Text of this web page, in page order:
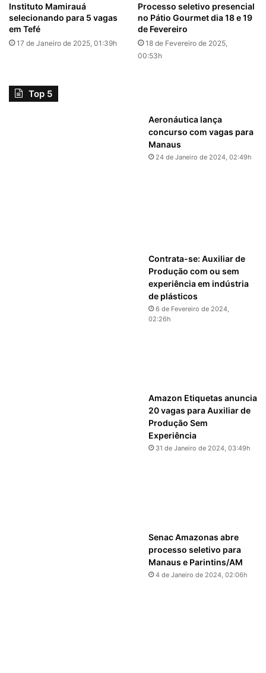
Instituto Mamirauá
selecionando para 5 vagas
em Tefé
17 de Janeiro de 2025, 01:39h
Processo seletivo presencial
no Pátio Gourmet dia 18 e 19
de Fevereiro
18 de Fevereiro de 2025,
00:53h
Top 5
Aeronáutica lança
concurso com vagas para
Manaus
24 de Janeiro de 2024, 02:49h
Contrata-se: Auxiliar de
Produção com ou sem
experiência em indústria
de plásticos
6 de Fevereiro de 2024,
02:26h
Amazon Etiquetas anuncia
20 vagas para Auxiliar de
Produção Sem
Experiência
31 de Janeiro de 2024, 03:49h
Senac Amazonas abre
processo seletivo para
Manaus e Parintins/AM
4 de Janeiro de 2024, 02:06h